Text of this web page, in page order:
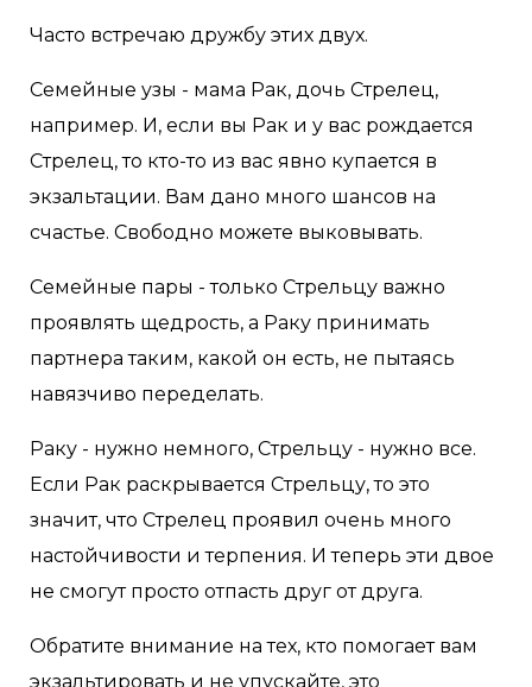
Часто встречаю дружбу этих двух.
Семейные узы - мама Рак, дочь Стрелец,
например. И, если вы Рак и у вас рождается
Стрелец, то кто-то из вас явно купается в
экзальтации. Вам дано много шансов на
счастье. Свободно можете выковывать.
Семейные пары - только Стрельцу важно
проявлять щедрость, а Раку принимать
партнера таким, какой он есть, не пытаясь
навязчиво переделать.
Раку - нужно немного, Стрельцу - нужно все.
Если Рак раскрывается Стрельцу, то это
значит, что Стрелец проявил очень много
настойчивости и терпения. И теперь эти двое
не смогут просто отпасть друг от друга.
Обратите внимание на тех, кто помогает вам
экзальтировать и не упускайте, это